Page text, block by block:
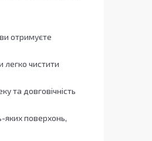
отримуєте
легко чистити
та довговічність
яких поверхонь,